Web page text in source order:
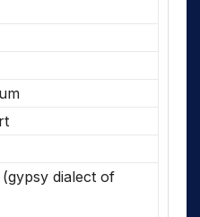
dialect of